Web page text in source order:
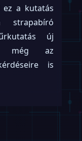
ez a kutatás
új
még az
is